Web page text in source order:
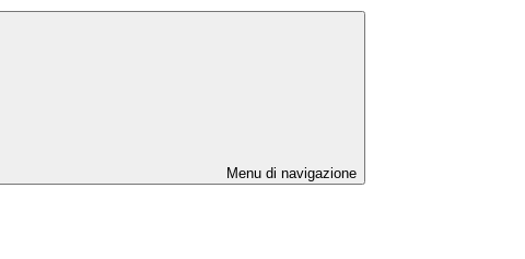
Menu di navigazione